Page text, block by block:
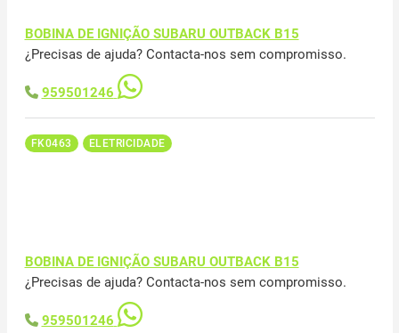
BOBINA DE IGNIÇÃO SUBARU OUTBACK B15
¿Precisas de ajuda? Contacta-nos sem compromisso.
959501246
FK0463 ELETRICIDADE
BOBINA DE IGNIÇÃO SUBARU OUTBACK B15
¿Precisas de ajuda? Contacta-nos sem compromisso.
959501246